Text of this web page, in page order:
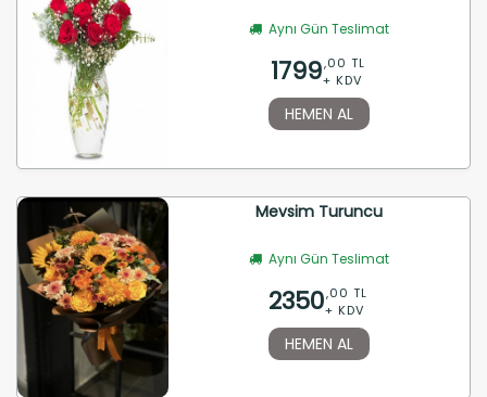
Aynı Gün Teslimat
1799,00 TL
+ KDV
HEMEN AL
Mevsim Turuncu
Aynı Gün Teslimat
2350,00 TL
+ KDV
HEMEN AL